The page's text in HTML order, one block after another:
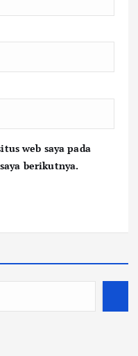
web saya pada
berikutnya.